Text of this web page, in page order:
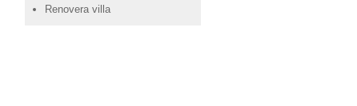
Renovera villa